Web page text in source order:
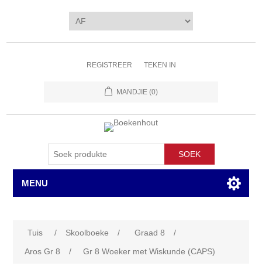
REGISTREER TEKEN IN
MANDJIE (0)
SOEK
MENU
Tuis / Skoolboeke / Graad 8
/
Aros Gr 8
/ Gr 8 Woeker met Wiskunde (CAPS)